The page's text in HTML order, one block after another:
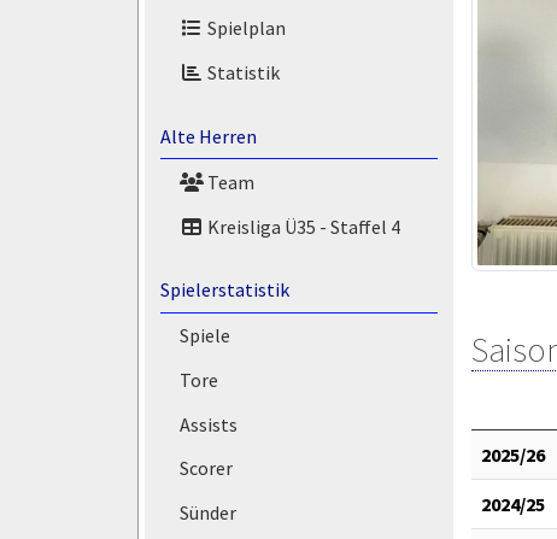
Spielplan
Statistik
Alte Herren
Team
Kreisliga Ü35 - Staffel 4
Spielerstatistik
Spiele
Tore
Assists
Scorer
Sünder
2025/26
2024/25